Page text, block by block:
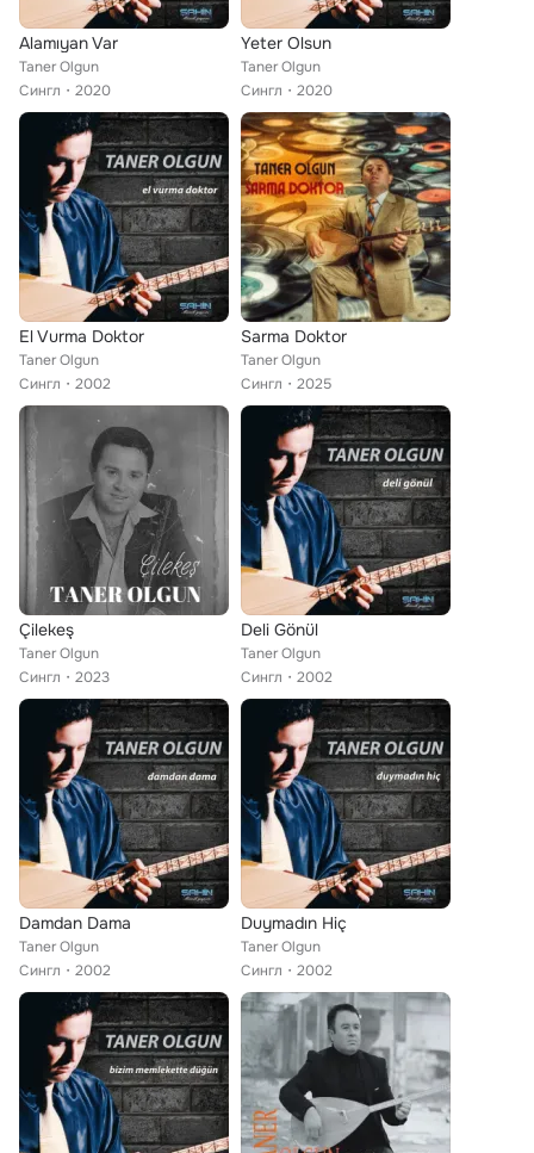
Alamıyan Var
Taner Olgun
Сингл
2020
Yeter Olsun
Taner Olgun
Сингл
2020
El Vurma Doktor
Taner Olgun
Сингл
2002
Sarma Doktor
Taner Olgun
Сингл
2025
Çilekeş
Taner Olgun
Сингл
2023
Deli Gönül
Taner Olgun
Сингл
2002
Damdan Dama
Taner Olgun
Сингл
2002
Duymadın Hiç
Taner Olgun
Сингл
2002